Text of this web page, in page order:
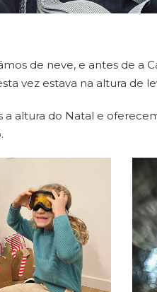
de neve, e antes de a
vez estava na altura de
a altura do Natal e